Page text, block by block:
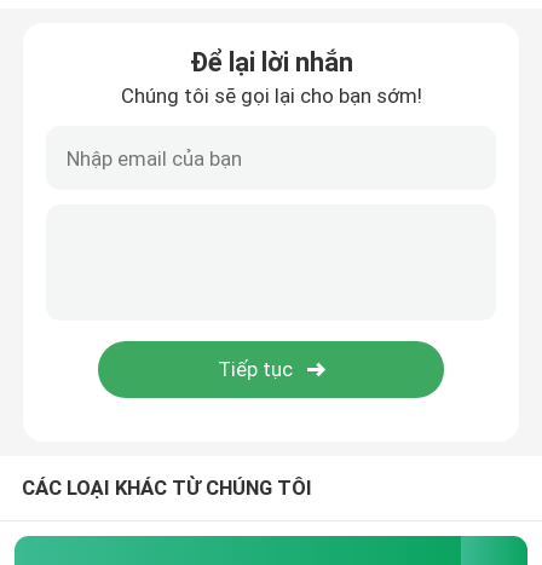
Máy xay đậu Espresso
Máy xay cà phê ngoài trời
Máy tạo bọt sữa tự động
Máy xay cà phê kỹ thuật số
Để lại lời nhắn
Chúng tôi sẽ gọi lại cho bạn sớm!
CÁC LOẠI KHÁC TỪ CHÚNG TÔI